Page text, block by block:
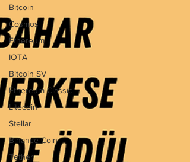
Bitcoin
Cosmos
Ethereum
IOTA
Bitcoin SV
Ethereum Classic
Litecoin
Stellar
Binance Coin
Tether